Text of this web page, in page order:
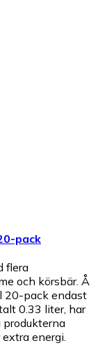
pack
flera
och körsbär. Å
20-pack endast
0.33 liter, har
energi.